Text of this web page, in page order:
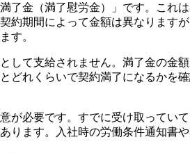
了金（満了慰労金）」です。これ
約期間によって金額は異なりますが
す。
して支給されません。満了金の金
どれくらいで契約満了になるかを
が必要です。すでに受け取ってい
ります。入社時の労働条件通知書